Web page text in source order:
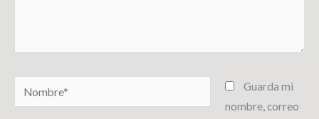
Nombre*
Guarda mi
nombre, correo